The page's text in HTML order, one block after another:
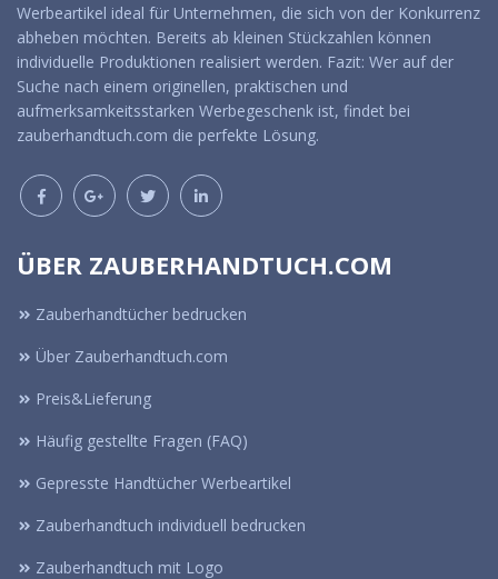
Werbeartikel ideal für Unternehmen, die sich von der Konkurrenz
abheben möchten. Bereits ab kleinen Stückzahlen können
individuelle Produktionen realisiert werden. Fazit: Wer auf der
Suche nach einem originellen, praktischen und
aufmerksamkeitsstarken Werbegeschenk ist, findet bei
zauberhandtuch.com die perfekte Lösung.
ÜBER ZAUBERHANDTUCH.COM
Zauberhandtücher bedrucken
Über Zauberhandtuch.com
Preis&Lieferung
Häufig gestellte Fragen (FAQ)
Gepresste Handtücher Werbeartikel
Zauberhandtuch individuell bedrucken
Zauberhandtuch mit Logo